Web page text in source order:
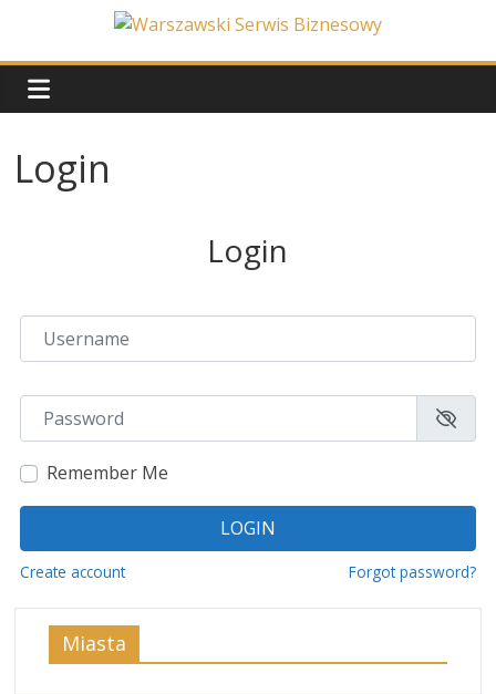
content
Warszawski
Serwis
Biznesowy
stolicy
Login
Login
Username or Email
Password
Remember Me
LOGIN
Create account Forgot password?
Miasta